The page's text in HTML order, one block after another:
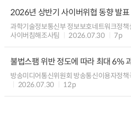
2026년 상반기 사이버위협 동향 발표
과학기술정보통신부 정보보호네트워크정
사이버침해조사팀
2026.07.30 7p
불법스팸 위반 정도에 따라 최대 6%
방송미디어통신위원회 방송통신이용자정
2026.07.30
12p